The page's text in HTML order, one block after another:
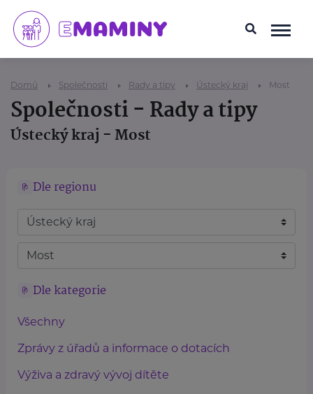
Domů Společnosti Rady a tipy Ústecký kraj Most
Společnosti - Rady a tipy
Ústecký kraj - Most
Dle regionu
Dle kategorie
Všechny
Zprávy z úřadů a informace o dotacích
Výživa a zdravý vývoj dítěte